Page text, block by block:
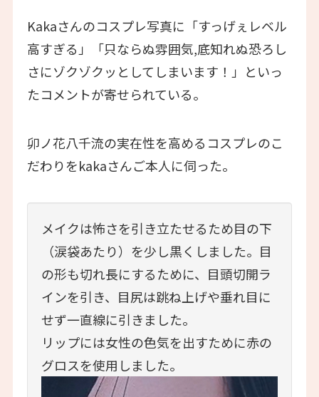
Kakaさんのコスプレ写真に「すっげぇレベル
高すぎる」「只ならぬ雰囲気,底知れぬ恐ろし
さにゾクゾクッとしてしまいます！」といっ
たコメントが寄せられている。
卯ノ花八千流の実在性を高めるコスプレのこ
だわりをkakaさんご本人に伺った。
メイクは怖さを引き立たせるため目の下
（涙袋あたり）を少し黒くしました。目
の形も切れ長にするために、目頭切開ラ
インを引き、目尻は跳ね上げや垂れ目に
せず一直線に引きました。
リップには女性の色気を出すために赤の
グロスを使用しました。